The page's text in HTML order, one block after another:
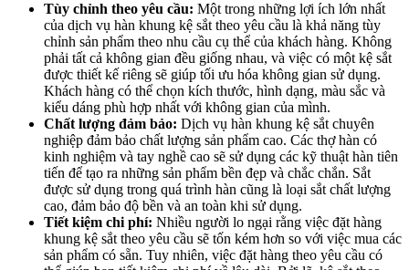
Tùy chỉnh theo yêu cầu: Một trong những lợi ích lớn nhất
của dịch vụ hàn khung kệ sắt theo yêu cầu là khả năng tùy
chỉnh sản phẩm theo nhu cầu cụ thể của khách hàng. Không
phải tất cả không gian đều giống nhau, và việc có một kệ sắt
được thiết kế riêng sẽ giúp tối ưu hóa không gian sử dụng.
Khách hàng có thể chọn kích thước, hình dạng, màu sắc và
kiểu dáng phù hợp nhất với không gian của mình.
Chất lượng đảm bảo: Dịch vụ hàn khung kệ sắt chuyên
nghiệp đảm bảo chất lượng sản phẩm cao. Các thợ hàn có
kinh nghiệm và tay nghề cao sẽ sử dụng các kỹ thuật hàn tiên
tiến để tạo ra những sản phẩm bền đẹp và chắc chắn. Sắt
được sử dụng trong quá trình hàn cũng là loại sắt chất lượng
cao, đảm bảo độ bền và an toàn khi sử dụng.
Tiết kiệm chi phí: Nhiều người lo ngại rằng việc đặt hàng
khung kệ sắt theo yêu cầu sẽ tốn kém hơn so với việc mua các
sản phẩm có sẵn. Tuy nhiên, việc đặt hàng theo yêu cầu có